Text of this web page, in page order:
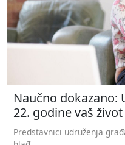
Naučno dokazano:
22. godine vaš
Predstavnici udruženja